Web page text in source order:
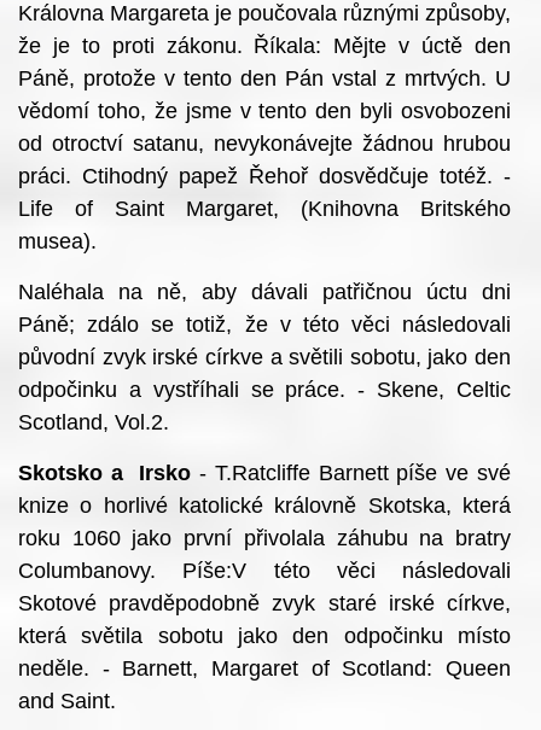
Královna Margareta je poučovala různými způsoby,
že je to proti zákonu. Říkala: Mějte v úctě den
Páně, protože v tento den Pán vstal z mrtvých. U
vědomí toho, že jsme v tento den byli osvobozeni
od otroctví satanu, nevykonávejte žádnou hrubou
práci. Ctihodný papež Řehoř dosvědčuje totéž. -
Life of Saint Margaret, (Knihovna Britského
musea).
Naléhala na ně, aby dávali patřičnou úctu dni
Páně; zdálo se totiž, že v této věci následovali
původní zvyk irské církve a světili sobotu, jako den
odpočinku a vystříhali se práce. - Skene, Celtic
Scotland, Vol.2.
Skotsko a Irsko - T.Ratcliffe Barnett píše ve své
knize o horlivé katolické královně Skotska, která
roku 1060 jako první přivolala záhubu na bratry
Columbanovy. Píše:V této věci následovali
Skotové pravděpodobně zvyk staré irské církve,
která světila sobotu jako den odpočinku místo
neděle. - Barnett, Margaret of Scotland: Queen
and Saint.